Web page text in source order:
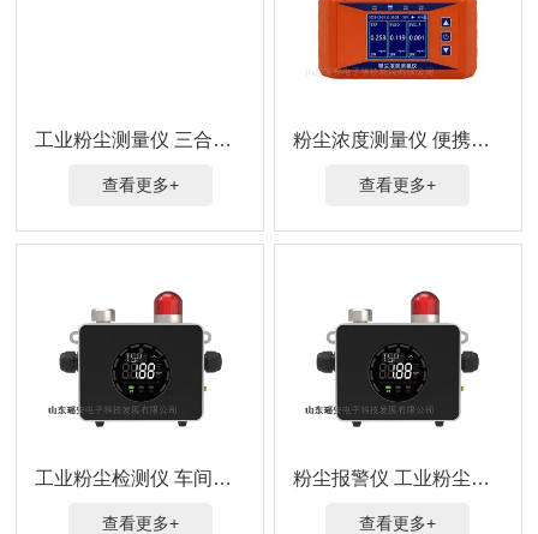
工业粉尘测量仪 三合一便携检测
查看更多+
粉尘浓度测量仪 便携手持式
查看更多+
工业粉尘检测仪 车间检测
查看更多+
粉尘报警仪 工业粉尘检测
查看更多+